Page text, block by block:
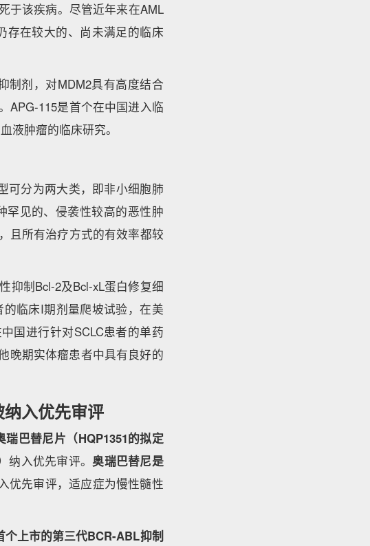
于该疾病。尽管近年来在AML
存在较大的、尚未满足的临床
制剂，对MDM2具有高度结合
APG-115是首个在中国进入临
液肿瘤的临床研究。
可分为两大类，即非小细胞肺
罕见的、侵袭性较高的恶性肿
且所有治疗方式的有效率都较
抑制Bcl-2及Bcl-xL蛋白修复细
临床I期剂量爬坡试验，在美
国进行针对SCLC患者的单药
晚期实体瘤患者中具有良好的
入优先审评
瑞巴替尼片（HQP1351的拟定
入优先审评。 奥瑞巴替尼是
优先审评，适应症为慢性髓性
上市的第三代BCR-ABL抑制